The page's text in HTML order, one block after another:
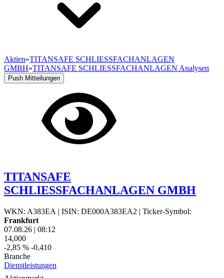
Aktien»TITANSAFE SCHLIESSFACHANLAGEN
GMBH»TITANSAFE SCHLIESSFACHANLAGEN Analysen
Push Mitteilungen
TITANSAFE
SCHLIESSFACHANLAGEN GMBH
WKN: A383EA | ISIN: DE000A383EA2 | Ticker-Symbol:
Frankfurt
07.08.26 | 08:12
14,000
-2,85 % -0,410
Branche
Dienstleistungen